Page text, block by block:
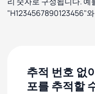
"H1234567890123456"
추적 번호 없
포를 추적할